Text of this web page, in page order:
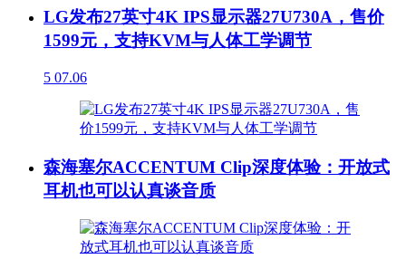
LG发布27英寸4K IPS显示器27U730A，售价
1599元，支持KVM与人体工学调节
5 07.06
森海塞尔ACCENTUM Clip深度体验：开放式
耳机也可以认真谈音质